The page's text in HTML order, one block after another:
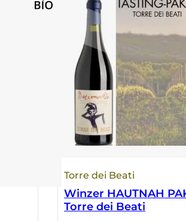
Torre dei Beati
Winzer HAUTNAH
Torre dei Beati